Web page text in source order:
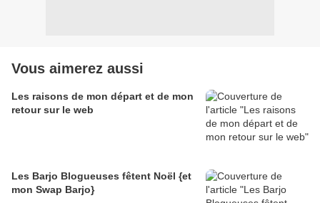
Vous aimerez aussi
Les raisons de mon départ et de mon
retour sur le web
Les Barjo Blogueuses fêtent Noël {et
mon Swap Barjo}